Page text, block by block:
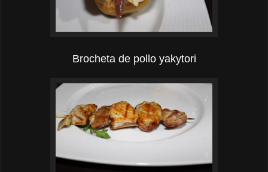
Brocheta de pollo yakytori